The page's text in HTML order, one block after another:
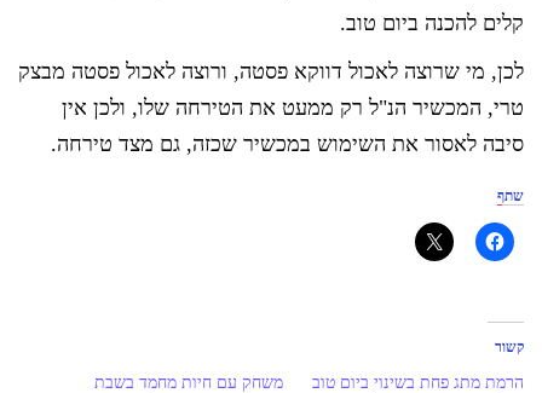
קלים להכנה ביום טוב.
לכן, מי שרוצה לאכול דווקא פסטה, ורוצה לאכול פסטה מבצק
טרי, המכשיר הנ"ל רק ממעט את הטירחה שלו, ולכן אין
סיבה לאסור את השימוש במכשיר שכזה, גם מצד טירחה.
שתף
קשור
הרמת מתג פחת בשינוי ביום טוב
משחק עם חיות מחמד בשבת